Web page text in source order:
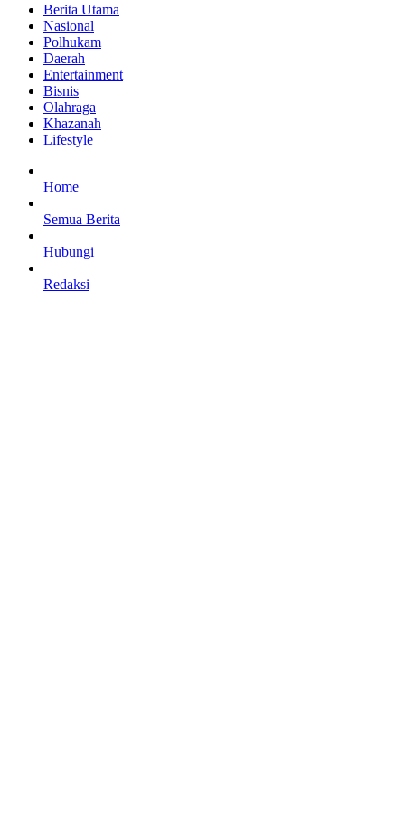
Berita Utama
Nasional
Polhukam
Daerah
Entertainment
Bisnis
Olahraga
Khazanah
Lifestyle
Home
Semua Berita
Hubungi
Redaksi